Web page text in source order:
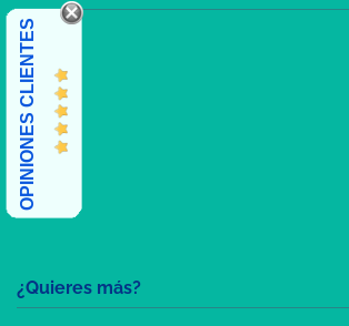
¿Quieres más?
OPINIONES CLIENTES